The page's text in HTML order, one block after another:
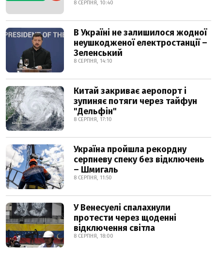
8 СЕРПНЯ, 10:40
В Україні не залишилося жодної
неушкодженої електростанції –
Зеленський
8 СЕРПНЯ, 14:10
Китай закриває аеропорт і
зупиняє потяги через тайфун
"Дельфін"
8 СЕРПНЯ, 17:10
Україна пройшла рекордну
серпневу спеку без відключень
– Шмигаль
8 СЕРПНЯ, 11:50
У Венесуелі спалахнули
протести через щоденні
відключення світла
8 СЕРПНЯ, 18:00